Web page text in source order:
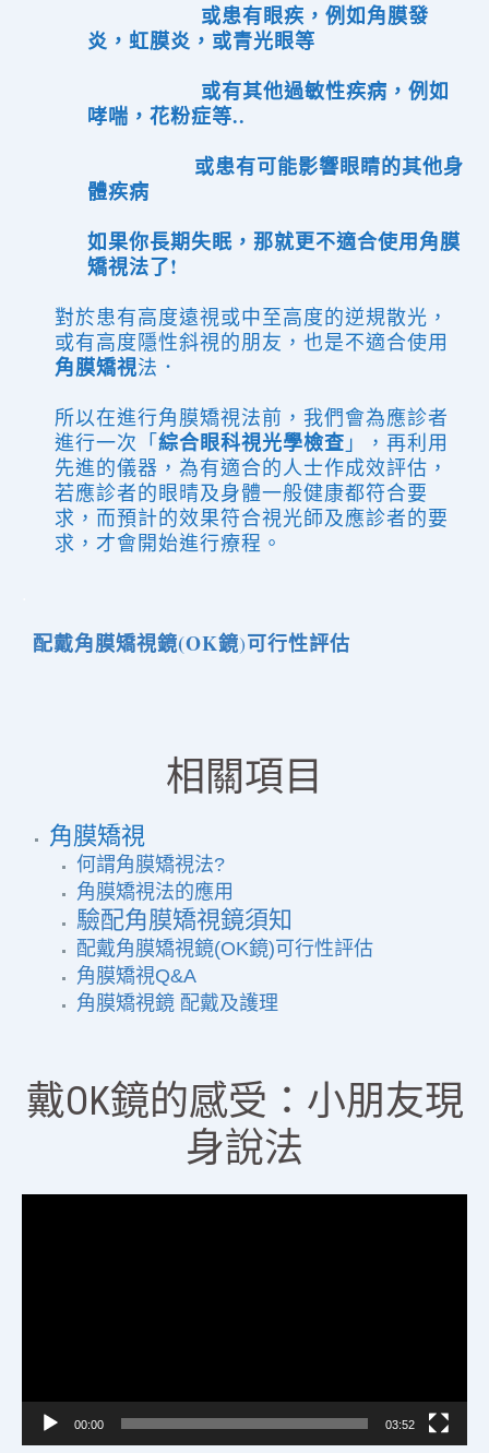
或患有眼疾，例如角膜發
炎，虹膜炎，或青光眼等
或有其他過敏性疾病，例如
哮喘，花粉症等..
或患有可能影響眼睛的其他身
體疾病
如果你長期失眠，那就更不適合使用角膜
矯視法了!
對於患有高度遠視或中至高度的逆規散光，
或有高度隱性斜視的朋友，也是不適合使用
角膜矯視法．
所以在進行角膜矯視法前，我們會為應診者
進行一次「綜合眼科視光學檢查 」，再利用
先進的儀器，為有適合的人士作成效評估，
若應診者的眼晴及身體一般健康都符合要
求，而預計的效果符合視光師及應診者的要
求，才會開始進行療程。
配戴角膜矯視鏡(OK鏡)可行性評估
相關項目
角膜矯視
何謂角膜矯視法?
角膜矯視法的應用
驗配角膜矯視鏡須知
配戴角膜矯視鏡(OK鏡)可行性評估
角膜矯視Q&A
角膜矯視鏡 配戴及護理
戴OK鏡的感受：小朋友現
身說法
00:00 03:52